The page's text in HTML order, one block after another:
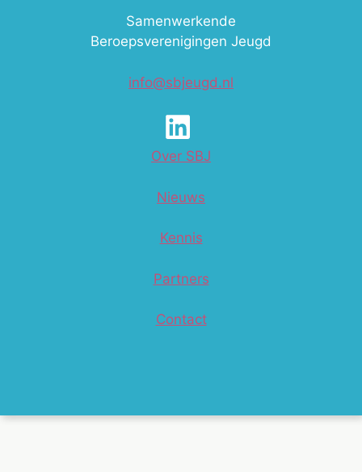
Samenwerkende
Beroepsverenigingen Jeugd
info@sbjeugd.nl
Over SBJ
Nieuws
Kennis
Partners
Contact